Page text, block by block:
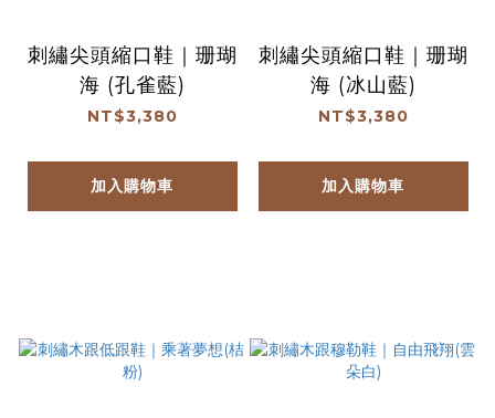
刺繡尖頭縮口鞋｜珊瑚
海 (孔雀藍)
NT$3,380
加入購物車
刺繡尖頭縮口鞋｜珊瑚
海 (冰山藍)
NT$3,380
加入購物車